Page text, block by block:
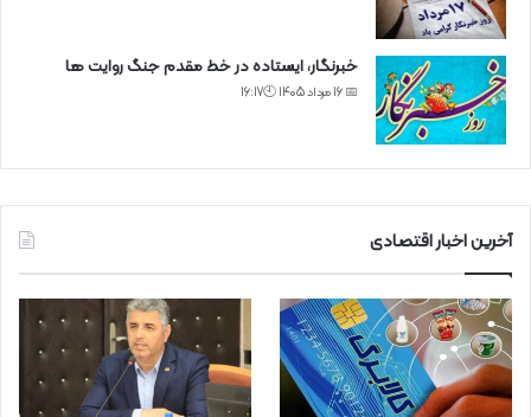
خبرنگار، ایستاده در خط مقدم جنگ روایت ها
📅 16 مرداد 1405 🕙16:17
آخرین اخبار اقتصادی